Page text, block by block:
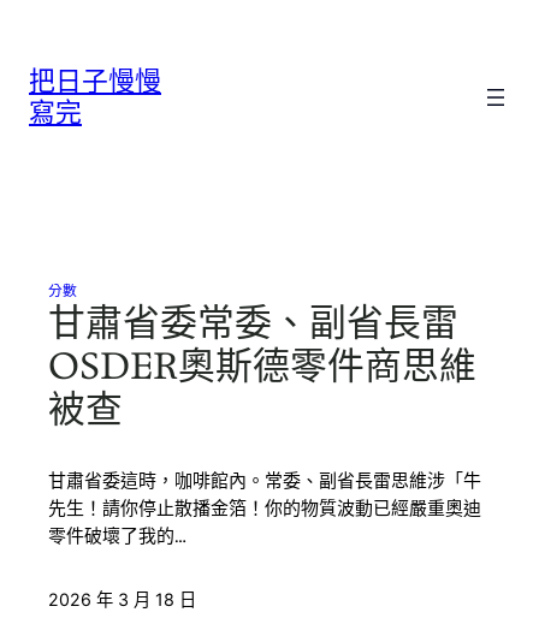
把日子慢慢
寫完
分數
甘肅省委常委、副省長雷
OSDER奧斯德零件商思維
被查
甘肅省委這時，咖啡館內。常委、副省長雷思維涉「牛
先生！請你停止散播金箔！你的物質波動已經嚴重奧迪
零件破壞了我的…
2026 年 3 月 18 日